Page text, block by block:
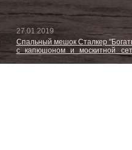
27.01.2019
Спальный мешок Сталкер
с капюшоном и москитной